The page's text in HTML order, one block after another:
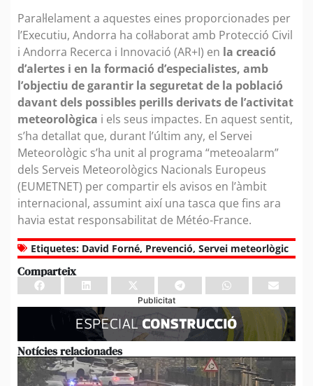
Paral·lelament a aquestes eines proporcionades per
l’Executiu, Andorra ha col·laborat amb Protecció Civil
i Andorra Recerca i Innovació (AR+I) en la creació
d’alertes i en la formació d’especialistes, amb
l’objectiu de garantir la seguretat de la població
davant dels possibles perills derivats de l’activitat
meteorològica i els seus impactes. En aquest sentit,
s’ha detallat que, durant l’últim any, el Servei
Meteorològic s’ha unit al programa “meteoalarm”
dels Serveis Meteorològics Nacionals Europeus
(EUMETNET) per compartir els avisos en l’àmbit
internacional, assumint així una tasca que fins ara
havia estat responsabilitat de Météo-France.
Etiquetes: David Forné, Prevenció, Servei meteorlògic
Comparteix
Publicitat
Notícies relacionades